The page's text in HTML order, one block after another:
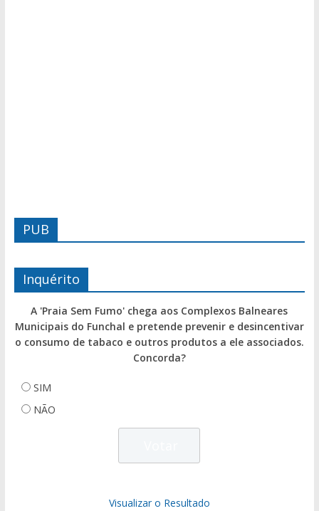
PUB
Inquérito
A 'Praia Sem Fumo' chega aos Complexos Balneares
Municipais do Funchal e pretende prevenir e desincentivar
o consumo de tabaco e outros produtos a ele associados.
Concorda?
SIM
NÃO
Visualizar o Resultado